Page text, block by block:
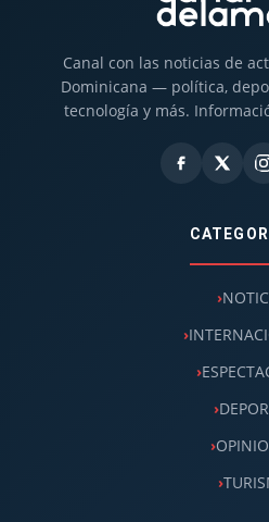
Canal con las noticias de
Dominicana — política,
tecnología y más.